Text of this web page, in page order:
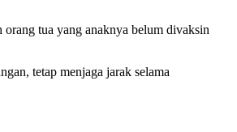
tua yang anaknya belum divaksin
tetap menjaga jarak selama